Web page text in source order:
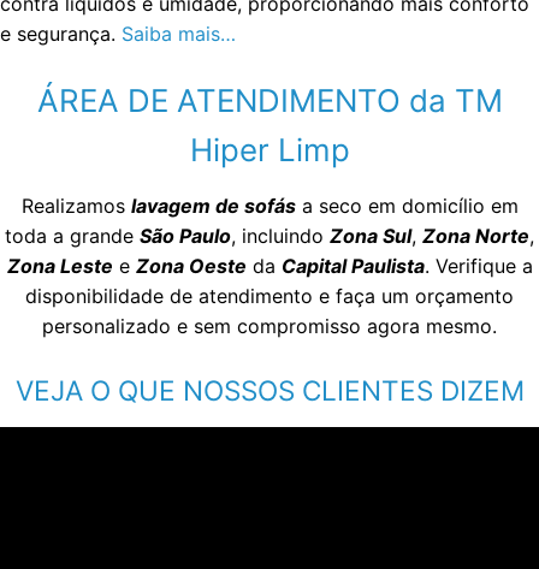
e segurança. Saiba mais…
ÁREA DE ATENDIMENTO da TM
Hiper Limp
Realizamos lavagem de sofása seco em domicílio em
toda a grande São Paulo, incluindo Zona Sul, Zona Norte,
Zona Leste e Zona Oeste da Capital Paulista. Verifique a
disponibilidade de atendimento e faça um orçamento
personalizado e sem compromisso agora mesmo.
VEJA O QUE NOSSOS CLIENTES DIZEM